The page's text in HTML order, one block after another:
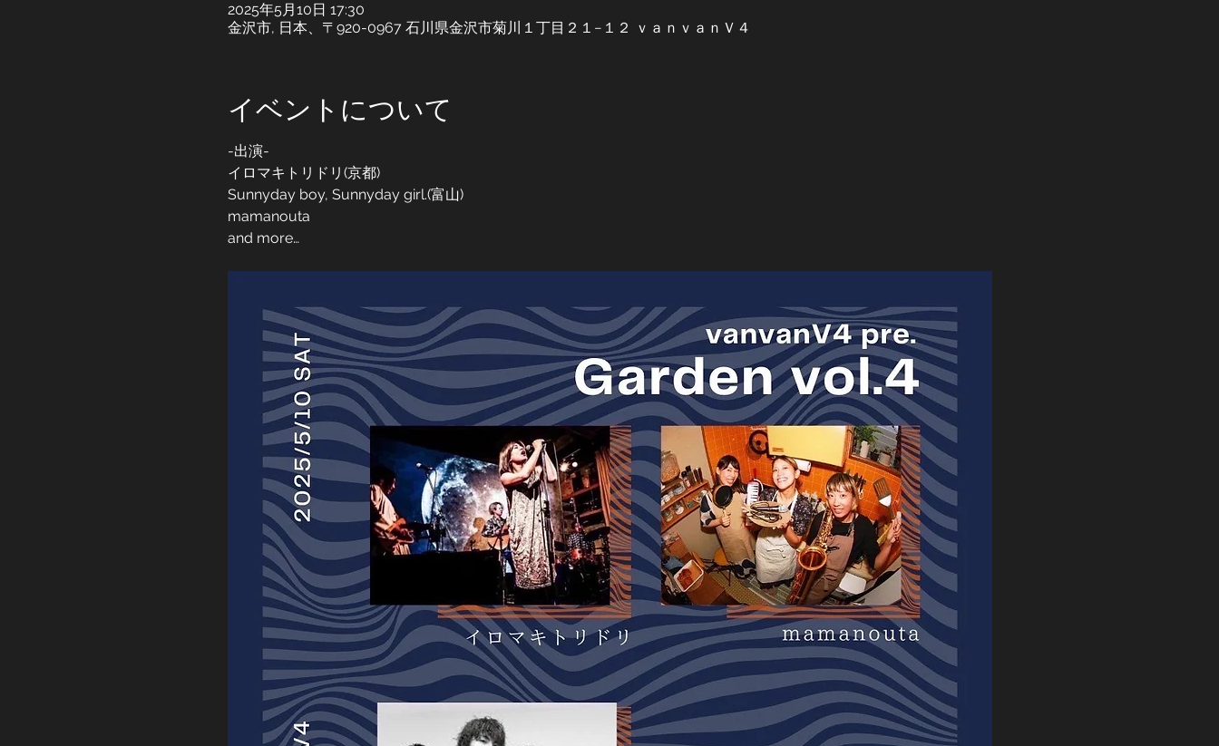
2025年5月10日 17:30
金沢市, 日本、〒920-0967 石川県金沢市菊川１丁目２１−１２ ｖａｎｖａｎＶ４
イベントについて
-出演-
イロマキトリドリ(京都)
Sunnyday boy, Sunnyday girl.(富山)
mamanouta
and more…